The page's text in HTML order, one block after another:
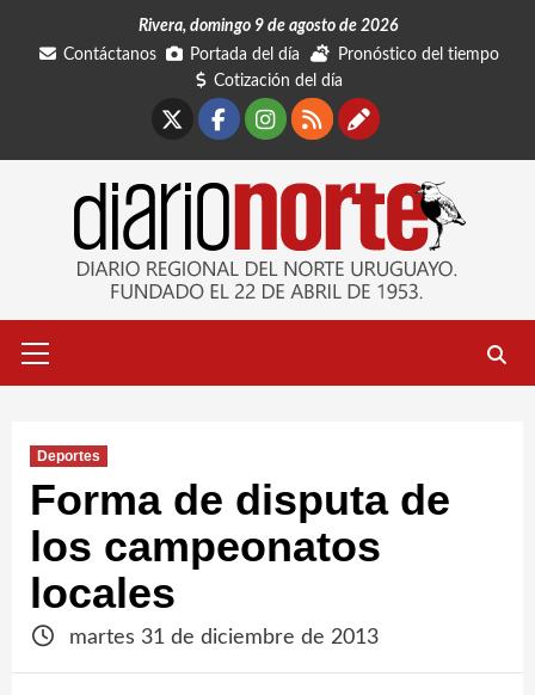
Rivera, domingo 9 de agosto de 2026
Contáctanos
Portada del día
Pronóstico del tiempo
Cotización del día
Facebook
Instagram
RSSContáctanos
primario
Deportes
Forma de disputa de
los campeonatos
locales
martes 31 de diciembre de 2013